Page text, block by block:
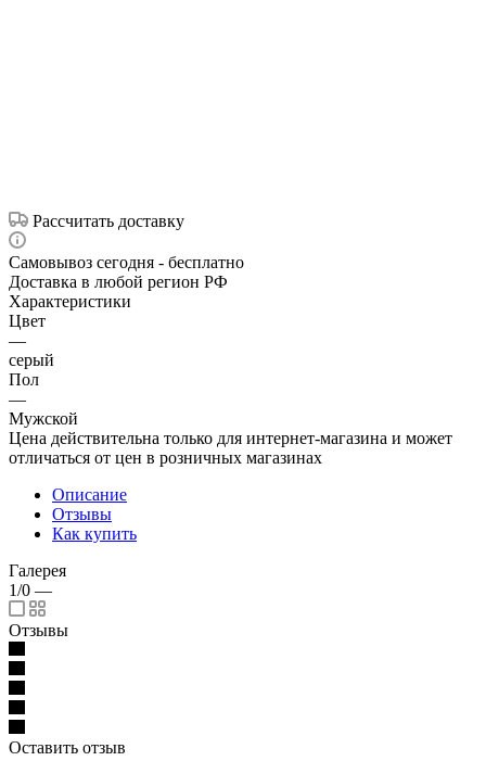
Рассчитать доставку
Самовывоз сегодня - бесплатно
Доставка в любой регион РФ
Характеристики
Цвет
—
серый
Пол
—
Мужской
Цена действительна только для интернет-магазина и может
отличаться от цен в розничных магазинах
Описание
Отзывы
Как купить
Галерея
1/0 —
Отзывы
Оставить отзыв